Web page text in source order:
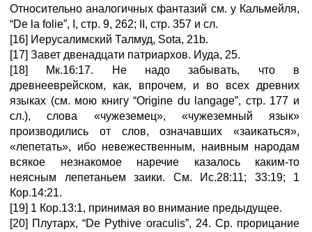
Относительно аналогичных фантазий см. у Кальмейля,
“De la folie”, I, стр. 9, 262; II, стр. 357 и сл.
[16] Иерусалимский Талмуд, Sota, 21b.
[17] Завет двенадцати патриархов. Иуда, 25.
[18] Мк.16:17. Не надо забывать, что в
древнееврейском, как, впрочем, и во всех древних
языках (см. мою книгу “Origine du langage”, стр. 177 и
сл.), слова «чужеземец», «чужеземный язык»
производились от слов, означавших «заикаться»,
«лепетать», ибо невежественным, наивным народам
всякое незнакомое наречие казалось каким-то
неясным лепетаньем заики. См. Ис.28:11; 33:19; 1
Кор.14:21.
[19] 1 Кор.13:1, принимая во внимание предыдущее.
[20] Плутарх, “De Pythive oraculis”, 24. Ср. прорицание